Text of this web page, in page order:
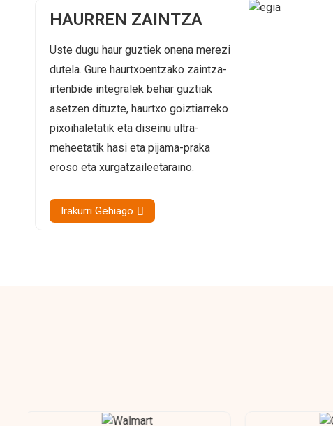
HAURREN ZAINTZA
Uste dugu haur guztiek onena merezi
dutela. Gure haurtxoentzako zaintza-
irtenbide integralek behar guztiak
asetzen dituzte, haurtxo goiztiarreko
pixoihaletatik eta diseinu ultra-
meheetatik hasi eta pijama-praka
eroso eta xurgatzaileetaraino.
Irakurri Gehiago